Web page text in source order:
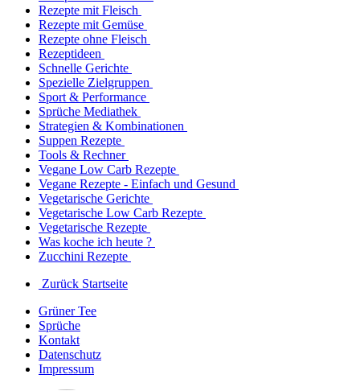
Rezepte mit Fleisch
Rezepte mit Gemüse
Rezepte ohne Fleisch
Rezeptideen
Schnelle Gerichte
Spezielle Zielgruppen
Sport & Performance
Sprüche Mediathek
Strategien & Kombinationen
Suppen Rezepte
Tools & Rechner
Vegane Low Carb Rezepte
Vegane Rezepte - Einfach und Gesund
Vegetarische Gerichte
Vegetarische Low Carb Rezepte
Vegetarische Rezepte
Was koche ich heute ?
Zucchini Rezepte
Zurück Startseite
Grüner Tee
Sprüche
Kontakt
Datenschutz
Impressum